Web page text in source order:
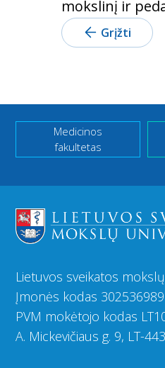
mokslinį ir
Grįžti
Medicinos
fakultetas
Lietuvos sveikatos
Įmonės kodas 302536989
PVM mokėtojo kodas
A. Mickevičiaus g. 9, LT-